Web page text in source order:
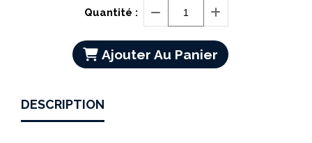
Quantité :
Ajouter Au Panier
DESCRIPTION